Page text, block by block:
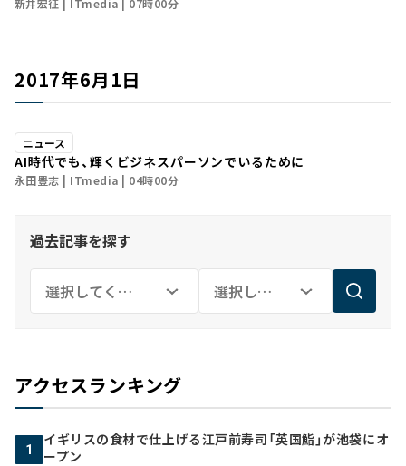
新井宏征 ITmedia 07時00分
2017年6月1日
ニュース
AI時代でも、輝くビジネスパーソンでいるために
永田豊志 ITmedia 04時00分
過去記事を探す
アクセスランキング
1
イギリスの食材で仕上げる江戸前寿司「英国鮨」が池袋にオ
ープン